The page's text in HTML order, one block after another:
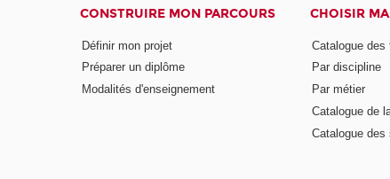
CONSTRUIRE MON PARCOURS
Définir mon projet
Préparer un diplôme
Modalités d'enseignement
CHOISIR
Catalogue des
Par discipline
Par métier
Catalogue de
Catalogue des